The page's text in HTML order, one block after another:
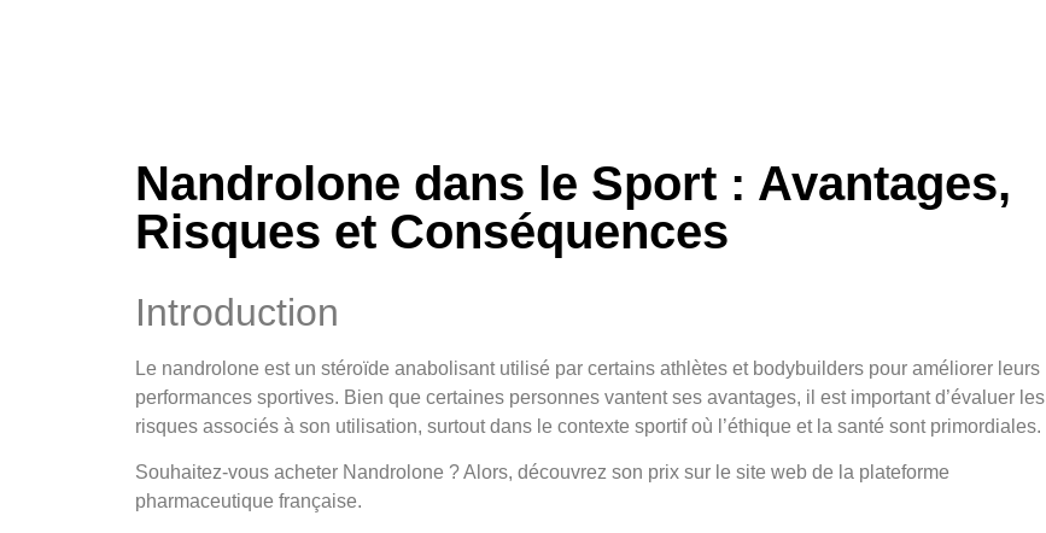
Nandrolone dans le Sport : Avantages,
Risques et Conséquences
Introduction
Le nandrolone est un stéroïde anabolisant utilisé par certains athlètes et bodybuilders pour améliorer leurs
performances sportives. Bien que certaines personnes vantent ses avantages, il est important d’évaluer les
risques associés à son utilisation, surtout dans le contexte sportif où l’éthique et la santé sont primordiales.
Souhaitez-vous acheter Nandrolone ? Alors, découvrez son prix sur le site web de la plateforme
pharmaceutique française.